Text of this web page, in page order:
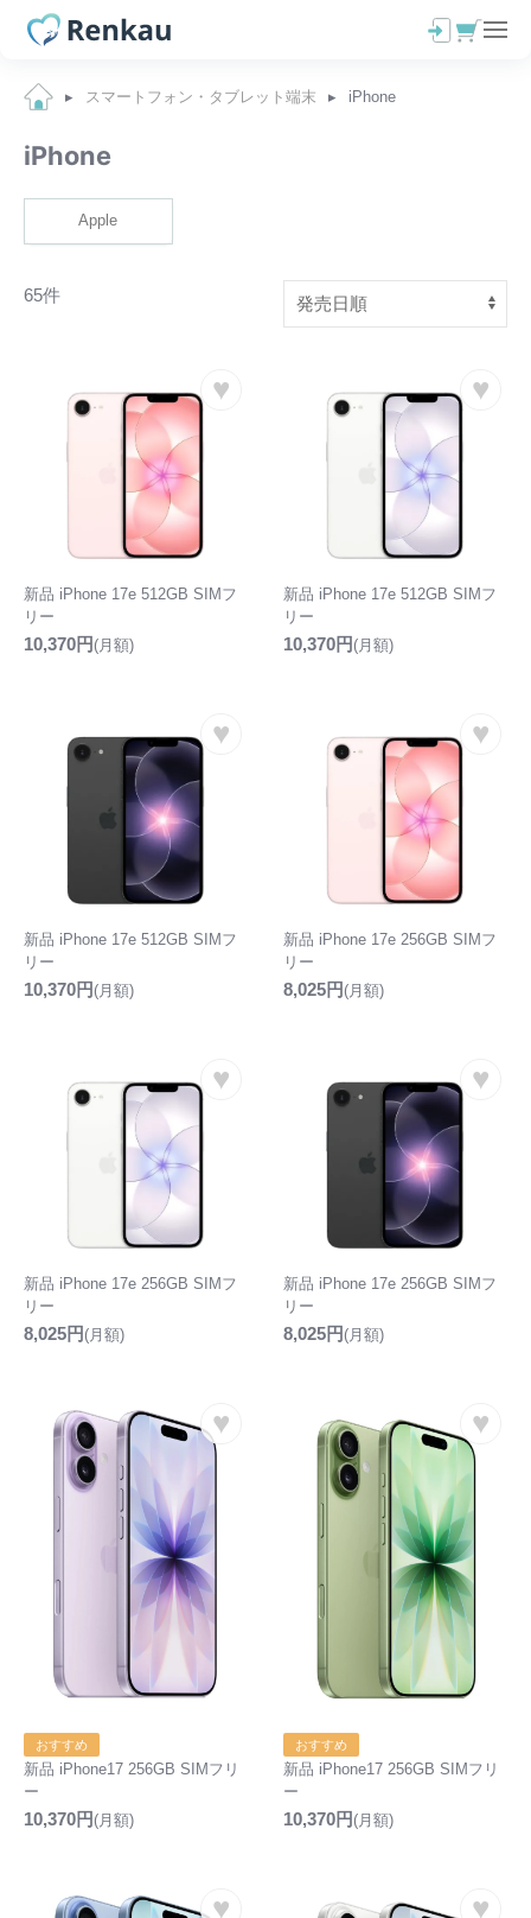
スマートフォン・タブレット端末 iPhone
iPhone
Apple
65件
♥
新品 iPhone 17e 512GB SIMフ
リー
10,370円(月額)
♥
新品 iPhone 17e 512GB SIMフ
リー
10,370円(月額)
♥
新品 iPhone 17e 512GB SIMフ
リー
10,370円(月額)
♥
新品 iPhone 17e 256GB SIMフ
リー
8,025円(月額)
♥
新品 iPhone 17e 256GB SIMフ
リー
8,025円(月額)
♥
新品 iPhone 17e 256GB SIMフ
リー
8,025円(月額)
♥
おすすめ
新品 iPhone17 256GB SIMフリ
ー
10,370円(月額)
♥
おすすめ
新品 iPhone17 256GB SIMフリ
ー
10,370円(月額)
♥ ♥